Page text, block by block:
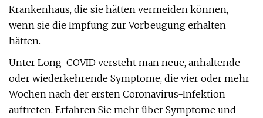
Krankenhaus, die sie hätten vermeiden können,
wenn sie die Impfung zur Vorbeugung erhalten
hätten.
Unter Long-COVID versteht man neue, anhaltende
oder wiederkehrende Symptome, die vier oder mehr
Wochen nach der ersten Coronavirus-Infektion
auftreten. Erfahren Sie mehr über Symptome und